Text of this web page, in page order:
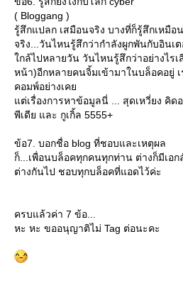
( Bloggang )
รู้สึกแปลก เสมือนจริง บางที่ก็รู้สึกเหมือ
จริง...วันไหนรู้สึกว่ากำลังผูกพันกับอินเต
กล้ไปหลายวัน วันไหนรู้สึกว่าอย่างไรเสี
หน้า)อีกหลายคนจิ้มเข้ามาในบล็อคอยู่
คอมพ์อย่างเค
ต่เรื่องการหาข้อมูลนี่ ... สุดเหวี่ยง คิด
พีเดีย และ กูเกิ้ล 5555+
ข้อ7. บอกชื่อ blog ที่ชอบและเหตุผล
ก็...เพื่อนบล็อคทุกคนทุกท่าน ต่างก็มีเอ
ต่างกันไป ชอบทุกบล็อคที่แอดไว้ค่ะ
ครบแล้วค่า 7 ข้อ...
หะ หะ ขออนุญาติไม่ Tag ต่อนะคะ